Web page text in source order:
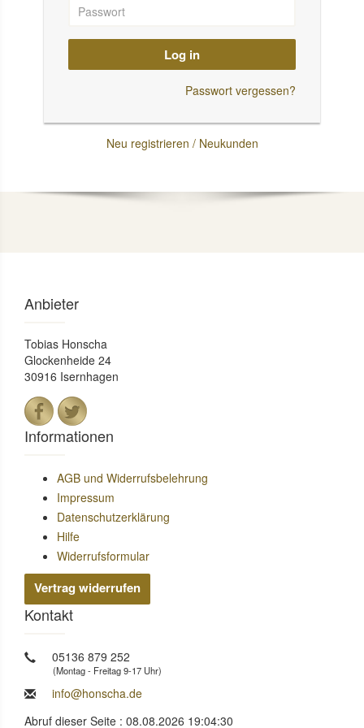
Log in
Passwort vergessen?
Neu registrieren / Neukunden
Anbieter
Tobias Honscha
Glockenheide 24
30916 Isernhagen
Informationen
AGB und Widerrufsbelehrung
Impressum
Datenschutzerklärung
Hilfe
Widerrufsformular
Vertrag widerrufen
Kontakt
05136 879 252
(Montag - Freitag 9-17 Uhr)
info@honscha.de
Abruf dieser Seite : 08.08.2026 19:04:30